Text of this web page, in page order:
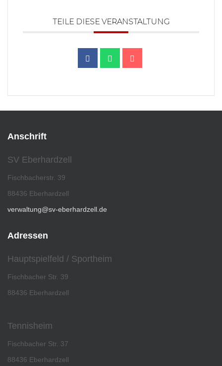
TEILE DIESE VERANSTALTUNG
Anschrift
SV Eberhardzell
Fischbacherstr. 39
88436 Eberhardzell
verwaltung@sv-eberhardzell.de
Adressen
Hauptspielfeld / Sportheim
Fischbacher Str. 39
88436 Eberhardzell
Tennisheim
Fischbacher Str. 37
88436 Eberhardzell